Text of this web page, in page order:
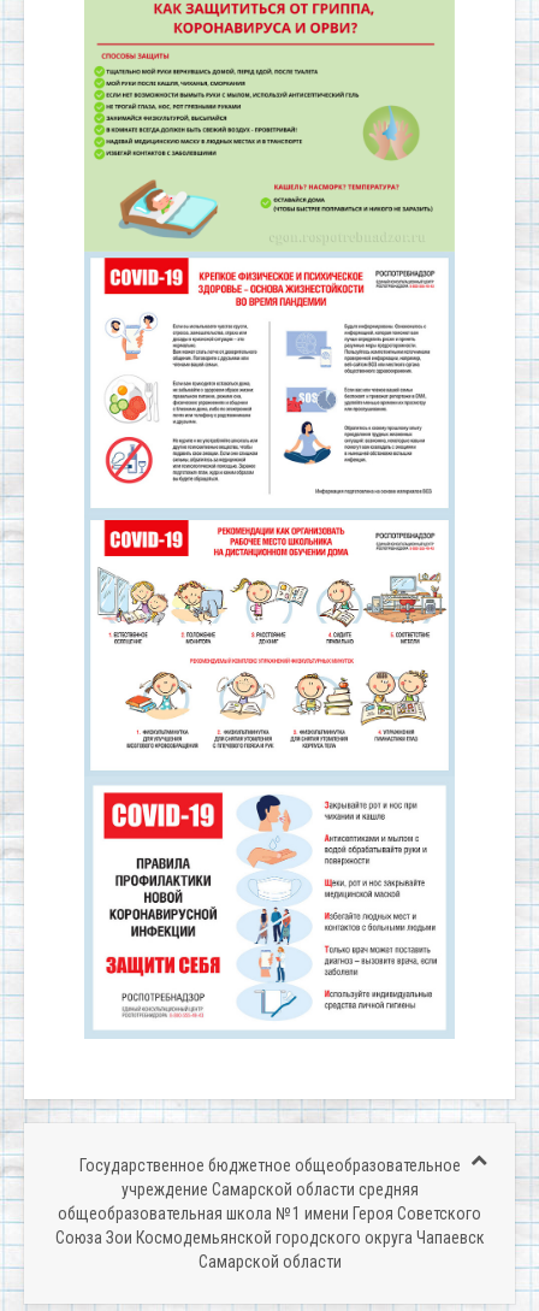
Государственное бюджетное общеобразовательное
учреждение Самарской области средняя
общеобразовательная школа № 1 имени Героя Советского
Союза Зои Космодемьянской городского округа Чапаевск
Самарской области